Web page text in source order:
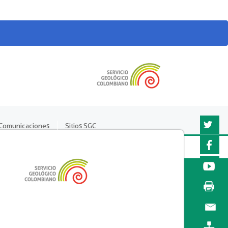
Sitios SGC
Twitter
página